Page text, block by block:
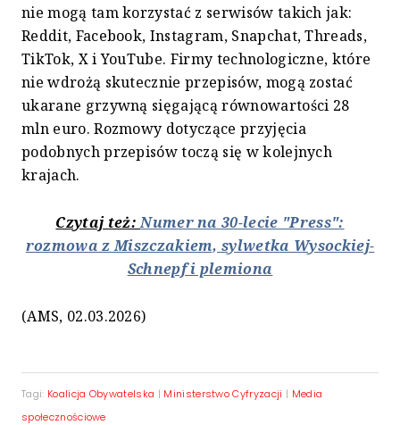
nie mogą tam korzystać z serwisów takich jak:
Reddit, Facebook, Instagram, Snapchat, Threads,
TikTok, X i YouTube. Firmy technologiczne, które
nie wdrożą skutecznie przepisów, mogą zostać
ukarane grzywną sięgającą równowartości 28
mln euro. Rozmowy dotyczące przyjęcia
podobnych przepisów toczą się w kolejnych
krajach.
Czytaj też:Numer na 30-lecie "Press":
rozmowa z Miszczakiem, sylwetka Wysockiej-
Schnepf i plemiona
(AMS, 02.03.2026)
Tagi: Koalicja Obywatelska | Ministerstwo Cyfryzacji | Media
społecznościowe